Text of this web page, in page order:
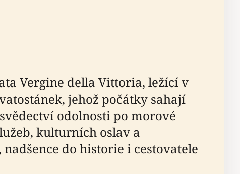
Vergine della Vittoria, ležící v
jehož počátky sahají
odolnosti po morové
kulturních oslav a
do historie i cestovatele